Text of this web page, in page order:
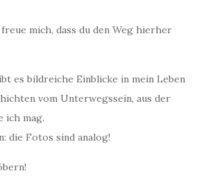
mich, dass du den Weg hierher
es bildreiche Einblicke in mein Leben
vom Unterwegssein, aus der
ich mag.
die Fotos sind analog!